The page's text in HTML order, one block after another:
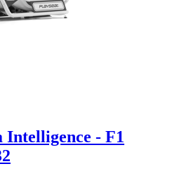
Intelligence - F1